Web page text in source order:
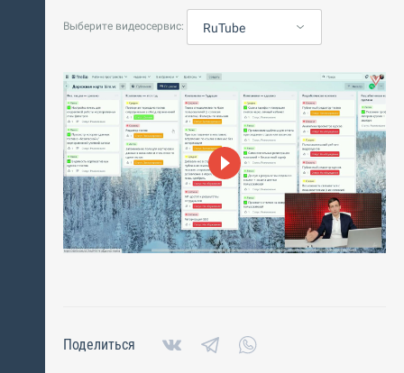
Выберите видеосервис: RuTube
Поделиться